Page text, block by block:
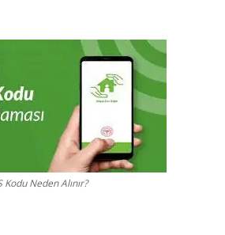
Neden Alınır?